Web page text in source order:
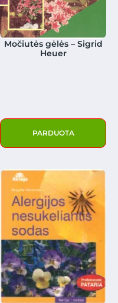
Močiutės gėlės – Sigrid
Heuer
PARDUOTA